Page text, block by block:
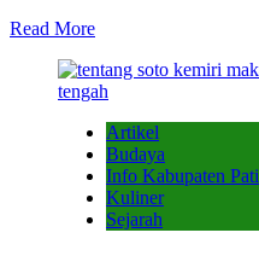
Read More
Artikel
Budaya
Info Kabupaten Pati
Kuliner
Sejarah